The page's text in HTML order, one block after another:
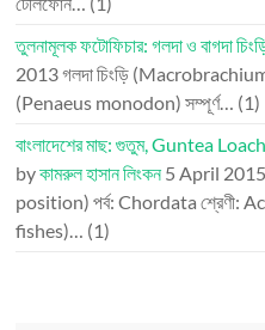
তুলনামূলক ফটোফিচার: গলদা ও বাগদা
2013গলদা চিংড়ি
(Penaeus monodon) সম্পূর্ণ… (1)
বাংলাদেশের মাছ: গুতুম, Guntea
byকামরুল হাসান লিংকন5 April 2015
position) পর্ব: Chordata শ্রেণী:
fishes)… (1)